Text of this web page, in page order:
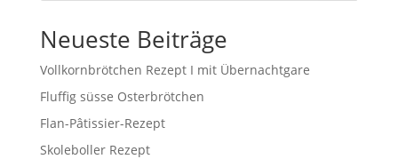
Neueste Beiträge
Vollkornbrötchen Rezept I mit Übernachtgare
Fluffig süsse Osterbrötchen
Flan-Pâtissier-Rezept
Skoleboller Rezept